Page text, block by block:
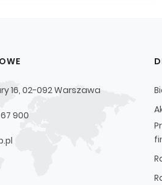
16, 02-092 Warszawa
900